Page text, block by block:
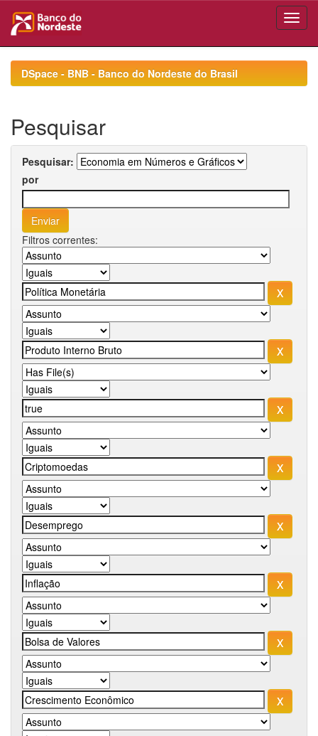
navigationDSpace - BNB - Banco do Nordeste do Brasil
Pesquisar
Pesquisar:
por
Filtros correntes: